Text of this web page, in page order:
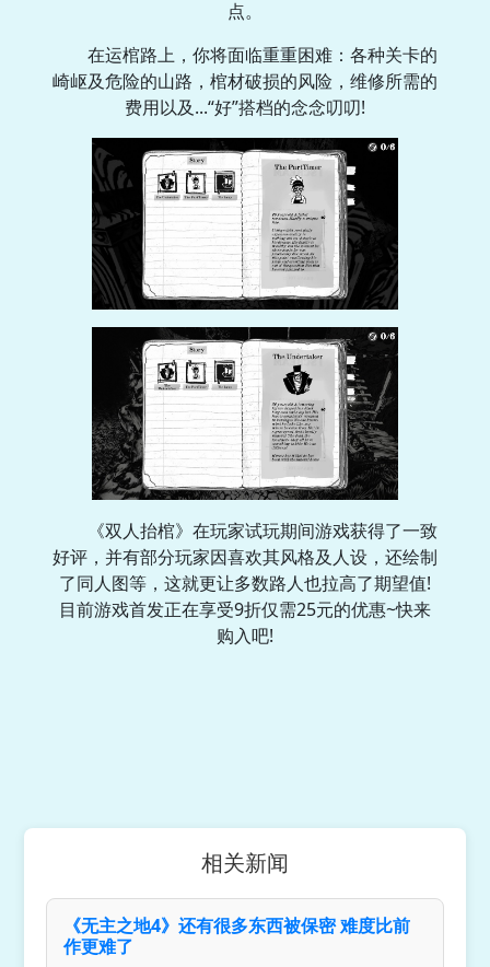
点。
在运棺路上，你将面临重重困难：各种关卡的
崎岖及危险的山路，棺材破损的风险，维修所需的
费用以及...“好”搭档的念念叨叨!
《双人抬棺》在玩家试玩期间游戏获得了一致
好评，并有部分玩家因喜欢其风格及人设，还绘制
了同人图等，这就更让多数路人也拉高了期望值!
目前游戏首发正在享受9折仅需25元的优惠~快来
购入吧!
相关新闻
《无主之地4》还有很多东西被保密 难度比前
作更难了